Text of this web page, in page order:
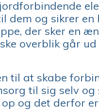
og sikrer
der sker en
overblik går
til at skabe
til sig selv
og det derfor